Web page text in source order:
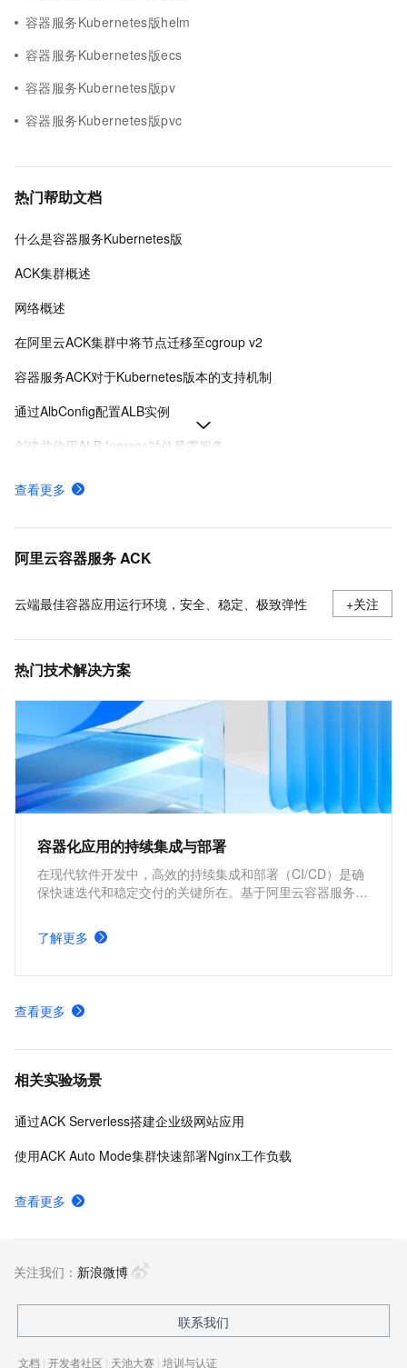
容器服务Kubernetes版helm
容器服务Kubernetes版ecs
容器服务Kubernetes版pv
容器服务Kubernetes版pvc
热门帮助文档
什么是容器服务Kubernetes版
ACK集群概述
网络概述
在阿里云ACK集群中将节点迁移至cgroup v2
容器服务ACK对于Kubernetes版本的支持机制
通过AlbConfig配置ALB实例
创建并使用ALB Ingress对外暴露服务
Ingress概述
采集ACK集群容器日志（DaemonSet方式部署日志采集）
查看更多
阿里云容器服务 ACK
云端最佳容器应用运行环境，安全、稳定、极致弹性 +关注
热门技术解决方案
容器化应用的持续集成与部署
在现代软件开发中，高效的持续集成和部署（CI/CD）是确
保快速迭代和稳定交付的关键所在。基于阿里云容器服务
方案，能够为企业提供从代码构建到应用部署的全流程自动
化支持，显著提升开发效率和交付质量。
了解更多
查看更多
相关实验场景
通过ACK Serverless搭建企业级网站应用
使用ACK Auto Mode集群快速部署Nginx工作负载
查看更多
关注我们： 新浪微博
联系我们
文档 | 开发者社区 | 天池大赛 | 培训与认证